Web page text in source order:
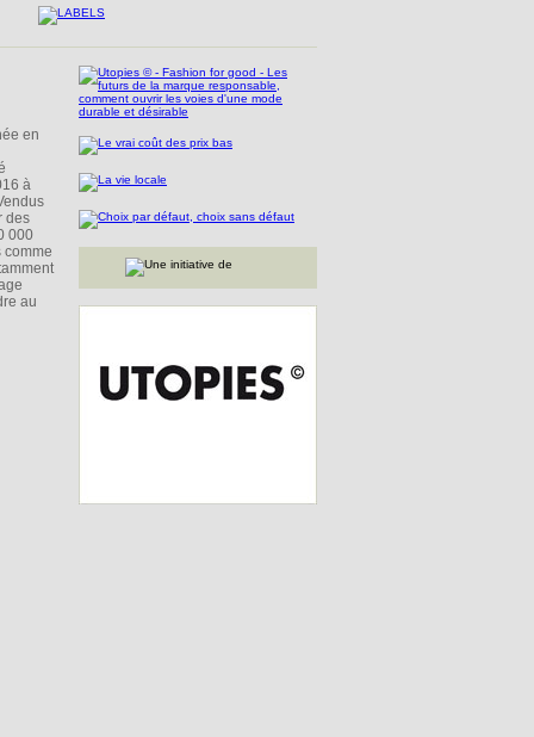
en
à
des
000
comme
au